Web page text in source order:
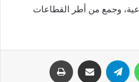
وجمع من أطر القطاعات
واتساب تيلقرام مشاركة عبر البريد